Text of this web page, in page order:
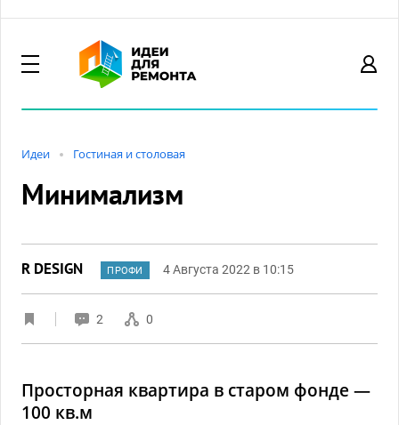
Идеи Гостиная и столовая
Минимализм
R DESIGN ПРОФИ 4 Августа 2022 в 10:15
2 0
Просторная квартира в старом фонде —
100 кв.м